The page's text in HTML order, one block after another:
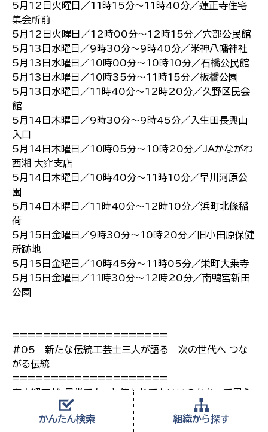
かんたん検索 組織から探す
5月12日火曜日／11時15分～11時40分／蓮正寺住宅
集会所前
5月12日火曜日／12時00分～12時15分／穴部公民館
5月13日水曜日／9時30分～9時40分／米神八幡神社
5月13日水曜日／10時00分～10時10分／石橋公民館
5月13日水曜日／10時35分～11時15分／板橋公園
5月13日水曜日／11時40分～12時20分／久野区民会
館
5月14日木曜日／9時30分～9時45分／入生田長興山
入口
5月14日木曜日／10時05分～10時20分／JAかながわ
西湘 大窪支店
5月14日木曜日／10時40分～11時10分／早川河原公
園
5月14日木曜日／11時40分～12時10分／浜町北條稲
荷
5月15日金曜日／9時30分～10時20分／旧小田原保健
所跡地
5月15日金曜日／10時45分～11時05分／栄町大乗寺
5月15日金曜日／11時30分～12時20分／南鴨宮新田
公園
====================
#05 新たな伝統工芸士三人が語る 次の世代へ つな
がる伝統
====================
寄木細工が､日常でもっと使われてもいいのかなって思う｡
『にわか』ファンみたいな人達を増やしていけたら｡
所澤公